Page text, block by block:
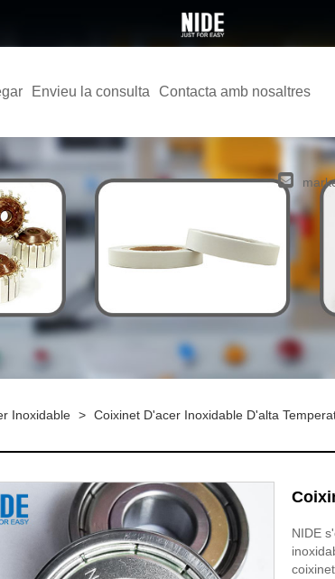
Envieu la consulta Contacta amb nosaltres
Inoxidable > Coixinet D'acer Inoxidable D'alta
NIDE